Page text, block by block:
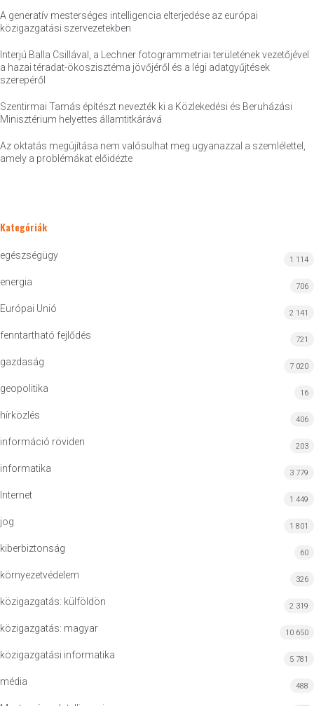
A generatív mesterséges intelligencia elterjedése az európai
közigazgatási szervezetekben
Interjú Balla Csillával, a Lechner fotogrammetriai területének vezetőjével
a hazai téradat-ökoszisztéma jövőjéről és a légi adatgyűjtések
szerepéről
Szentirmai Tamás építészt nevezték ki a Közlekedési és Beruházási
Minisztérium helyettes államtitkárává
Az oktatás megújítása nem valósulhat meg ugyanazzal a szemlélettel,
amely a problémákat előidézte
Kategóriák
egészségügy 1 114
energia 706
Európai Unió 2 141
fenntartható fejlődés 721
gazdaság 7 020
geopolitika 16
hírközlés 406
információ röviden 203
informatika 3 779
Internet 1 449
jog 1 801
kiberbiztonság 60
környezetvédelem 326
közigazgatás: külföldön 2 319
közigazgatás: magyar 10 650
közigazgatási informatika 5 781
média 488